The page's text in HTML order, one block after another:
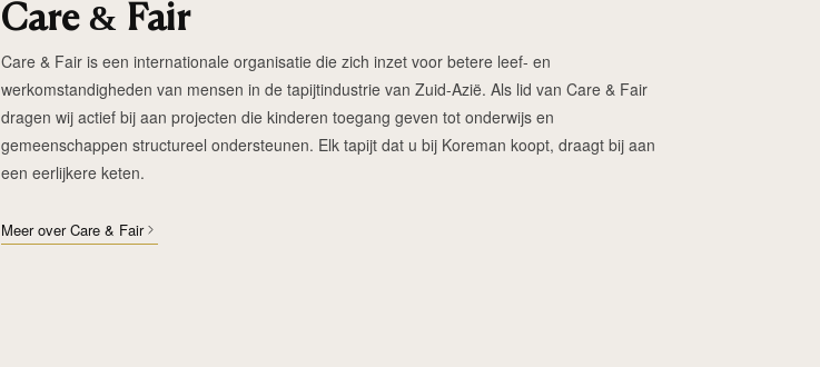
Care & Fair
Care & Fair is een internationale organisatie die zich inzet voor betere leef- en
werkomstandigheden van mensen in de tapijtindustrie van Zuid-Azië. Als lid van Care & Fair
dragen wij actief bij aan projecten die kinderen toegang geven tot onderwijs en
gemeenschappen structureel ondersteunen. Elk tapijt dat u bij Koreman koopt, draagt bij aan
een eerlijkere keten.
Meer over Care & Fair